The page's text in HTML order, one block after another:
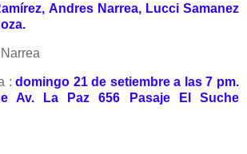
Andres Narrea, Lucci Samanez
: domingo 21 de setiembre a las 7 pm.
Av. La Paz 656 Pasaje El Suche